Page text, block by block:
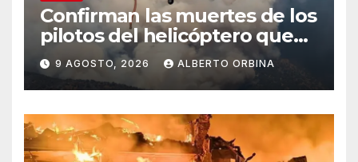
Confirman las muertes de los
pilotos del helicóptero que
quedó atrapado en medio
del incendio forestal, tras
estrellarse en Utah
9 AGOSTO, 2026 ALBERTO ORBINA